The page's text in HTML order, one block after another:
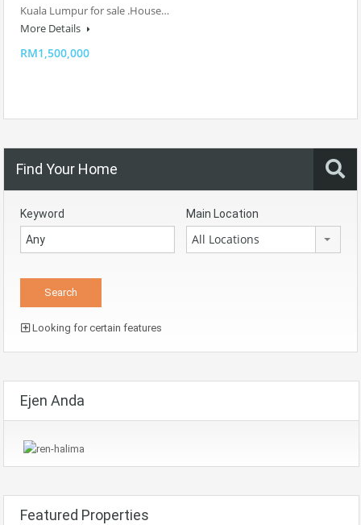
Kuala Lumpur for sale .House…
More Details
RM1,500,000
Find Your Home
Keyword Main Location
All Locations
Looking for certain features
Ejen Anda
Featured Properties